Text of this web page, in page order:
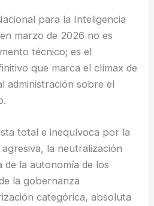
para la Inteligencia
marzo de 2026 no es
técnico; es el
que marca el clímax de
administración sobre el
total e inequívoca por la
la neutralización
de la autonomía de los
la gobernanza
categórica, absoluta